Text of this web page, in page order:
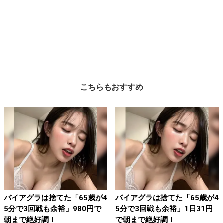
こちらもおすすめ
バイアグラは捨てた「65歳が4
5分で3回戦も余裕」980円で
朝まで絶好調！
バイアグラは捨てた「65歳が4
5分で3回戦も余裕」1日31円
で朝まで絶好調！